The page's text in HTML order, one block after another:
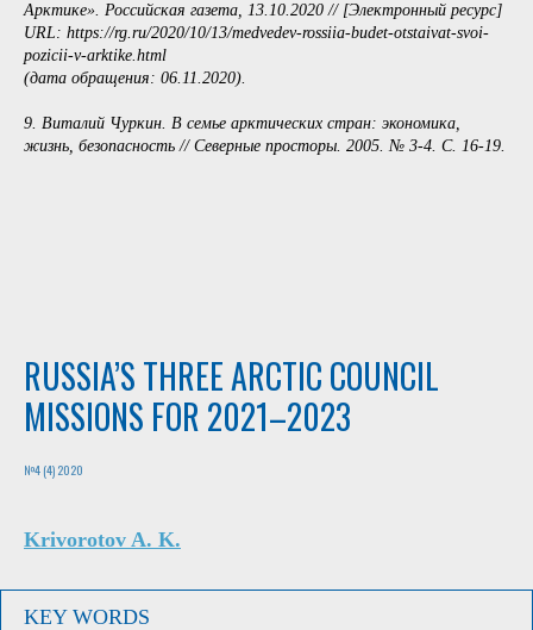
Арктике». Российская газета, 13.10.2020 // [Электронный ресурс]
URL: https://rg.ru/2020/10/13/medvedev-rossiia-budet-otstaivat-svoi-
pozicii-v-arktike.html
(дата обращения: 06.11.2020).
9. Виталий Чуркин. В семье арктических стран: экономика,
жизнь, безопасность // Северные просторы. 2005. № 3-4. С. 16-19.
RUSSIA’S THREE ARCTIC COUNCIL
MISSIONS FOR 2021–2023
№4 (4) 2020
Krivorotov A. K.
KEY WORDS